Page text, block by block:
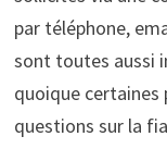
par téléphone,
sont toutes aussi
quoique certaines
questions sur la